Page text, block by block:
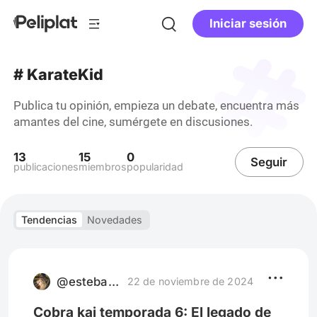
Iniciar sesión
# KarateKid
Publica tu opinión, empieza un debate, encuentra más
amantes del cine, sumérgete en discusiones.
13
publicaciones
15
miembros
0
popularidad Seguir
Tendencias Novedades
@estebannieva 22 de noviembre de 2024
Cobra kai temporada 6: El legado de